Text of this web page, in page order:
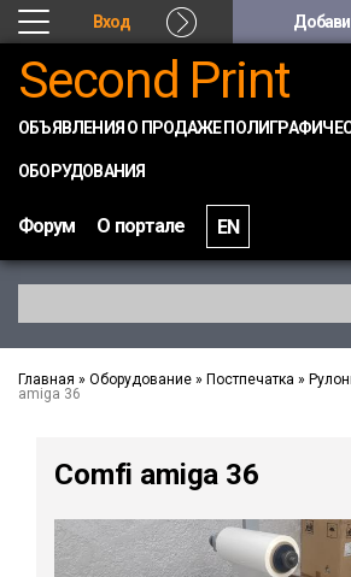
Вход
Second Print
ОБЪЯВЛЕНИЯ О ПРОДАЖЕ
ОБОРУДОВАНИЯ
Форум О портале EN
Главная » Оборудование » Постпечатка »
amiga 36
Comfi amiga 36